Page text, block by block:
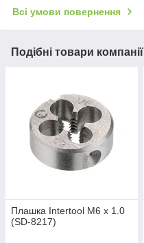
Всі умови повернення
Подібні товари компанії
Плашка Intertool M6 х 1.0
(SD-8217)